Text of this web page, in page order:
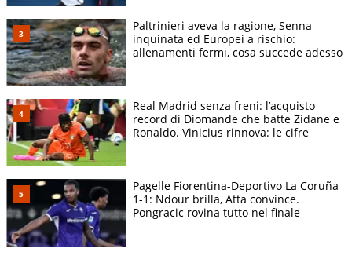
Paltrinieri aveva la ragione, Senna
inquinata ed Europei a rischio:
allenamenti fermi, cosa succede adesso
Real Madrid senza freni: l’acquisto
record di Diomande che batte Zidane e
Ronaldo. Vinicius rinnova: le cifre
Pagelle Fiorentina-Deportivo La Coruña
1-1: Ndour brilla, Atta convince.
Pongracic rovina tutto nel finale